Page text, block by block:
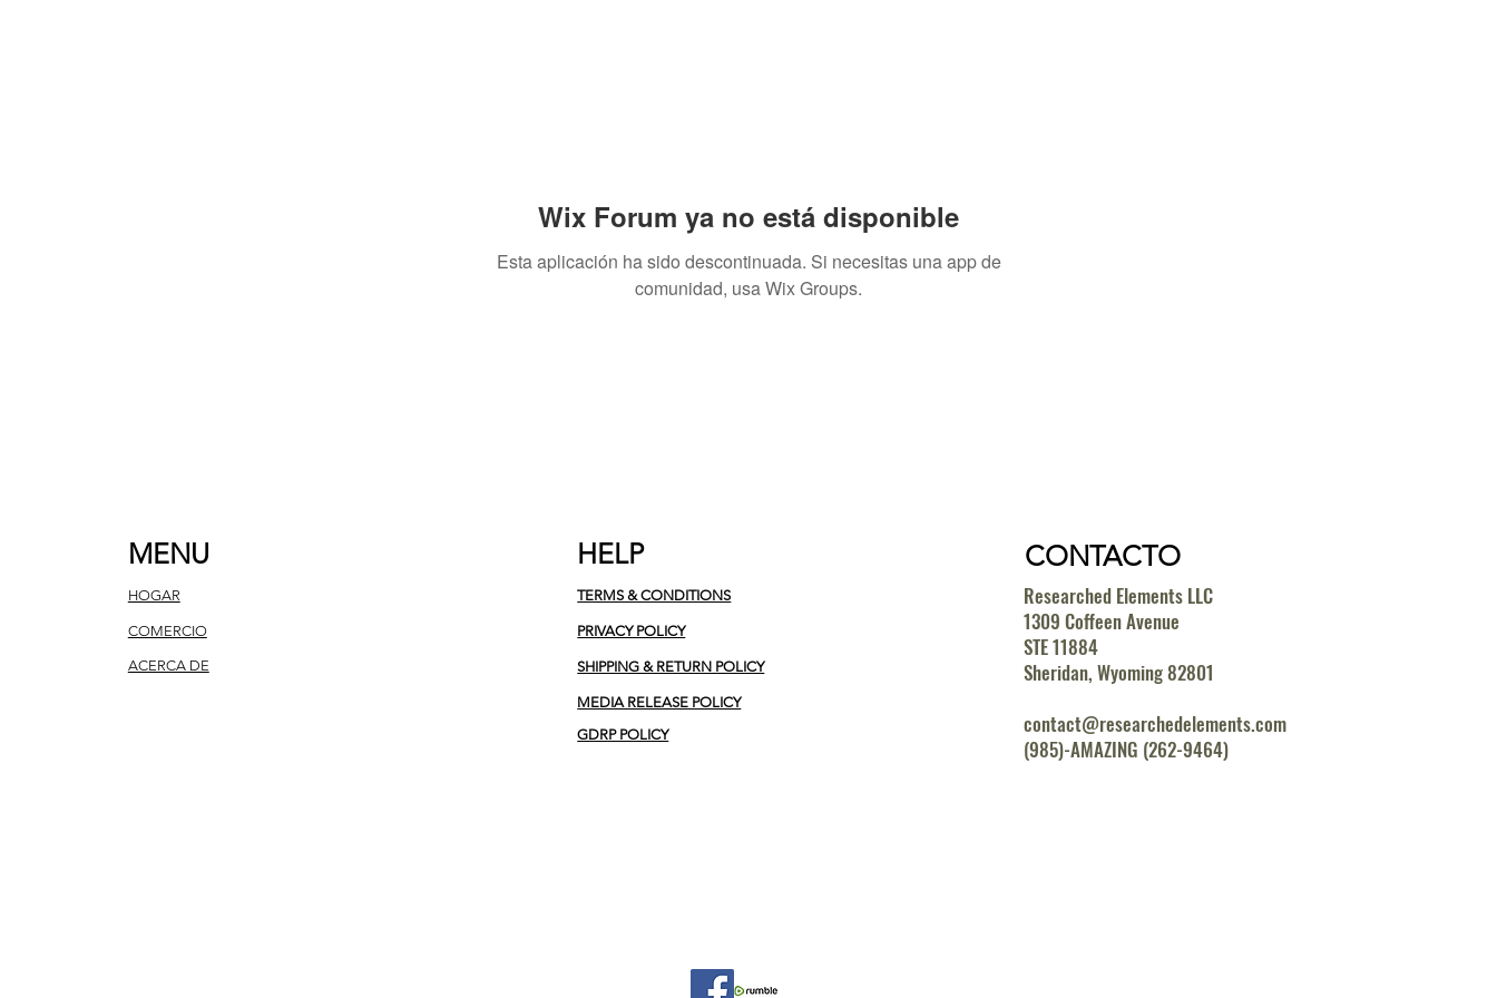
Wix Forum ya no está disponible
Esta aplicación ha sido descontinuada. Si necesitas una app de
comunidad, usa Wix Groups.
MENU
HOGAR
COMERCIO
ACERCA DE
HELP
TERMS & CONDITIONS
PRIVACY POLICY
SHIPPING & RETURN POLICY
MEDIA RELEASE POLICY
GDRP POLICY
CONTACTO
Researched Elements LLC
1309 Coffeen Avenue
STE 11884
Sheridan, Wyoming 82801
contact@researchedelements.com
(985)-AMAZING (262-9464)